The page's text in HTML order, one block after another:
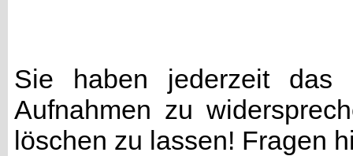
Sie haben jederzeit das
Aufnahmen zu
löschen zu lassen! Fragen